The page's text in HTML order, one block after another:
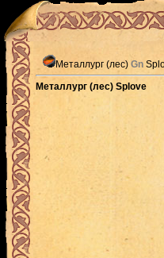
Металлург (лес) Gn
Металлург (лес) Splove